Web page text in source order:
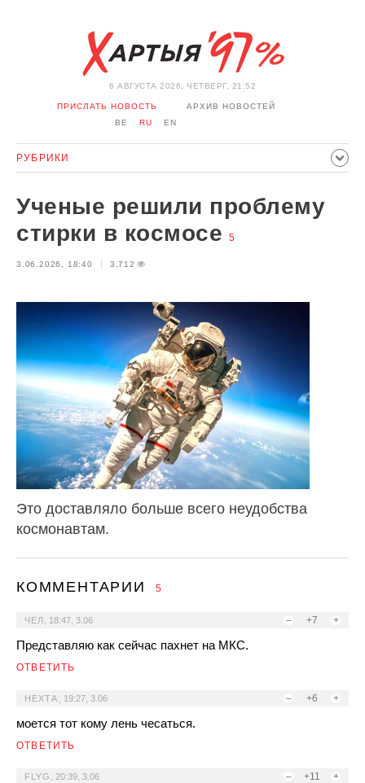
6 АВГУСТА 2026, ЧЕТВЕРГ, 21:52
ПРИСЛАТЬ НОВОСТЬ
АРХИВ НОВОСТЕЙ
BE
RU EN
РУБРИКИ
ПРОИСШЕСТВИЯ СПОРТ КУЛЬТУРА ИСТОРИЯ
МНЕНИЕ ИНТЕРВЬЮ ТЕХНОЛОГИИ
АВТО ОТДЫХ ОБХОД БЛОКИРОВКИ И СОЛИДАРНОСТЬ
Ученые решили проблему
стирки в космосе
5
3.06.2026, 18:40 3,712
Это доставляло больше всего неудобства
космонавтам.
КОММЕНТАРИИ 5
– +7 +
ЧЕЛ 18:47, 3.06
Представляю как сейчас пахнет на МКС.
ОТВЕТИТЬ
– +6 +
НЕХТА 19:27, 3.06
моется тот кому лень чесаться.
ОТВЕТИТЬ
– +11 +
FLYG 20:39, 3.06